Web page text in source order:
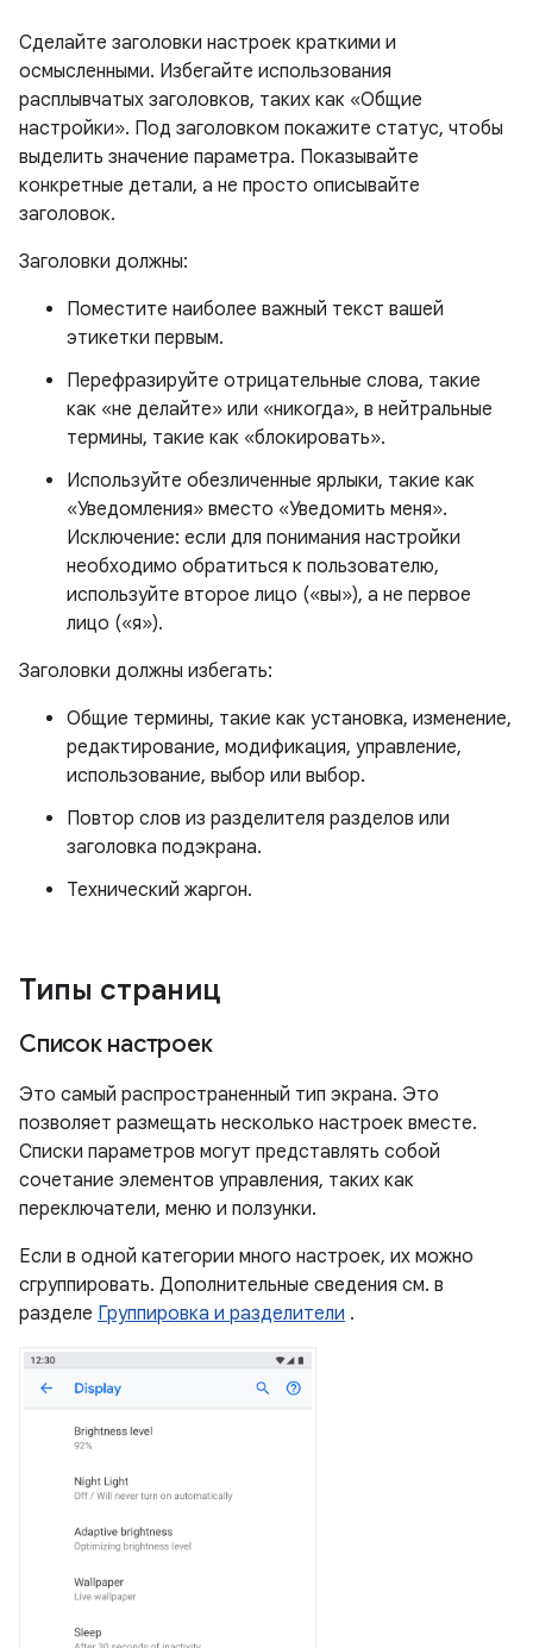
Сделайте заголовки настроек краткими и
осмысленными. Избегайте использования
расплывчатых заголовков, таких как «Общие
настройки». Под заголовком покажите статус, чтобы
выделить значение параметра. Показывайте
конкретные детали, а не просто описывайте
заголовок.
Заголовки должны:
Поместите наиболее важный текст вашей
этикетки первым.
Перефразируйте отрицательные слова, такие
как «не делайте» или «никогда», в нейтральные
термины, такие как «блокировать».
Используйте обезличенные ярлыки, такие как
«Уведомления» вместо «Уведомить меня».
Исключение: если для понимания настройки
необходимо обратиться к пользователю,
используйте второе лицо («вы»), а не первое
лицо («я»).
Заголовки должны избегать:
Общие термины, такие как установка, изменение,
редактирование, модификация, управление,
использование, выбор или выбор.
Повтор слов из разделителя разделов или
заголовка подэкрана.
Технический жаргон.
Типы страниц
Список настроек
Это самый распространенный тип экрана. Это
позволяет размещать несколько настроек вместе.
Списки параметров могут представлять собой
сочетание элементов управления, таких как
переключатели, меню и ползунки.
Если в одной категории много настроек, их можно
сгруппировать. Дополнительные сведения см. в
разделе Группировка и разделители .